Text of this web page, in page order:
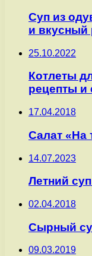
Суп из
и вкусный
25.10.2022
Котлеты
рецепты и
17.04.2018
Салат «На
14.07.2023
Летний
02.04.2018
Сырный
09.03.2019